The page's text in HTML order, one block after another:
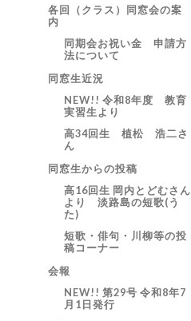
各回（クラス）同窓会の案
内
同期会お祝い金 申請方
法について
同窓生近況
NEW!! 令和8年度 教育
実習生より
高34回生 植松 浩二さ
ん
同窓生からの投稿
高16回生 岡内とどむさん
より 淡路島の短歌(う
た)
短歌・俳句・川柳等の投
稿コーナー
会報
NEW!! 第29号 令和8年7
月1日発行